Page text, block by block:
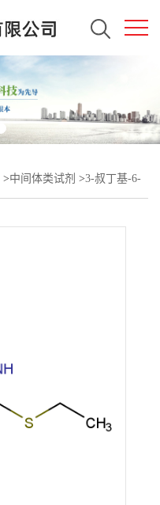
>中间体类试剂 >3-叔丁基-6-